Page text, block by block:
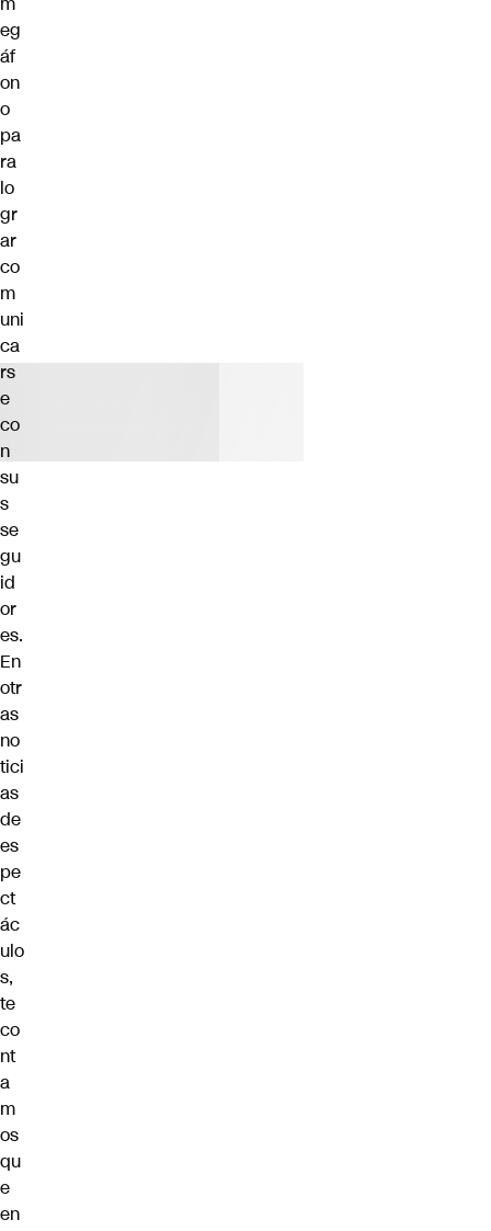
eg
áf
on
o
pa
ra
lo
gr
ar
co
m
uni
ca
rs
e
co
n
su
s
se
gu
id
or
es.
En
otr
as
no
tici
as
de
es
pe
ct
ác
ulo
s,
te
co
nt
a
m
os
qu
e
en